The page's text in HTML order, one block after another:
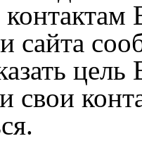
сайта
и свои